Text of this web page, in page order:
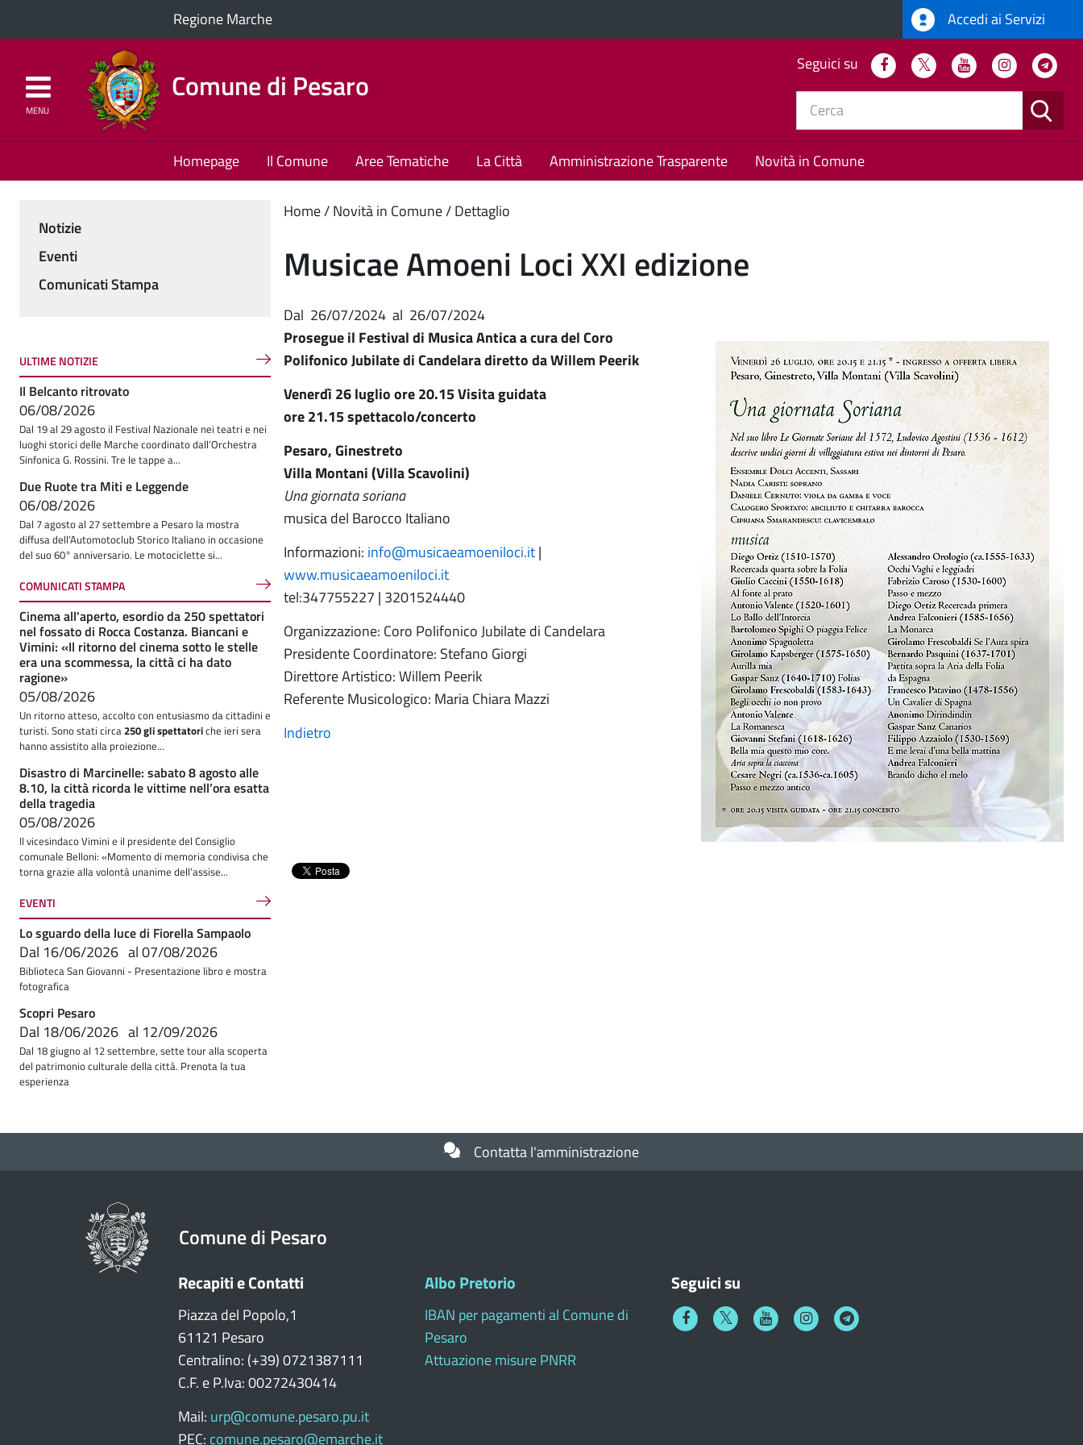
Regione Marche Accedi ai Servizi
Comune di Pesaro
Seguici su FacebookTwitter Youtube Instagram
MENU
Homepage Il Comune Aree Tematiche La Città Amministrazione Trasparente Novità in Comune
Contenuto
principale
Home Novità in Comune Dettaglio
Musicae Amoeni Loci XXI edizione
Dal 26/07/2024 al 26/07/2024
Prosegue il Festival di Musica Antica a cura del Coro
Polifonico Jubilate di Candelara diretto da Willem Peerik
Venerdì 26 luglio ore 20.15 Visita guidata
ore 21.15 spettacolo/concerto
Pesaro, Ginestreto
Villa Montani (Villa Scavolini)
Una giornata soriana
musica del Barocco Italiano
Informazioni: info@musicaeamoeniloci.it|
www.musicaeamoeniloci.it
tel:347755227 | 3201524440
Organizzazione: Coro Polifonico Jubilate di Candelara
Presidente Coordinatore: Stefano Giorgi
Direttore Artistico: Willem Peerik
Referente Musicologico: Maria Chiara Mazzi
Indietro
Menu
Notizie
Eventi
Comunicati Stampa
ULTIME NOTIZIE
Il Belcanto ritrovato
06/08/2026
Dal 19 al 29 agosto il Festival Nazionale nei teatri e nei
luoghi storici delle Marche coordinato dall’Orchestra
Sinfonica G. Rossini. Tre le tappe a...
Due Ruote tra Miti e Leggende
06/08/2026
Dal 7 agosto al 27 settembre a Pesaro la mostra
diffusa dell’Automotoclub Storico Italiano in occasione
del suo 60° anniversario. Le motociclette si...
COMUNICATI STAMPA
Cinema all'aperto, esordio da 250 spettatori
nel fossato di Rocca Costanza. Biancani e
Vimini: «Il ritorno del cinema sotto le stelle
era una scommessa, la città ci ha dato
ragione»
05/08/2026
Un ritorno atteso, accolto con entusiasmo da cittadini e
turisti. Sono stati circa250 gli spettatoriche ieri sera
hanno assistito alla proiezione...
Disastro di Marcinelle: sabato 8 agosto alle
8.10, la città ricorda le vittime nell’ora esatta
della tragedia
05/08/2026
Il vicesindaco Vimini e il presidente del Consiglio
comunale Belloni: «Momento di memoria condivisa che
torna grazie alla volontà unanime dell’assise...
EVENTI
Lo sguardo della luce di Fiorella Sampaolo
Dal 16/06/2026 al07/08/2026
Biblioteca San Giovanni - Presentazione libro e mostra
fotografica
Scopri Pesaro
Dal 18/06/2026 al 12/09/2026
Dal 18 giugno al 12 settembre, sette tour alla scoperta
del patrimonio culturale della città. Prenota la tua
esperienza
Contatta l'amministrazione
Comune di Pesaro
Recapiti e Contatti
Piazza del Popolo,1
61121 Pesaro
Centralino: (+39) 0721387111
C.F. e P.Iva: 00272430414
Mail: urp@comune.pesaro.pu.it
PEC: comune.pesaro@emarche.it
Albo Pretorio
IBAN per pagamenti al Comune di
Pesaro
Attuazione misure PNRR
Seguici su
FacebookTwitter YoutubeInstagramTelegram